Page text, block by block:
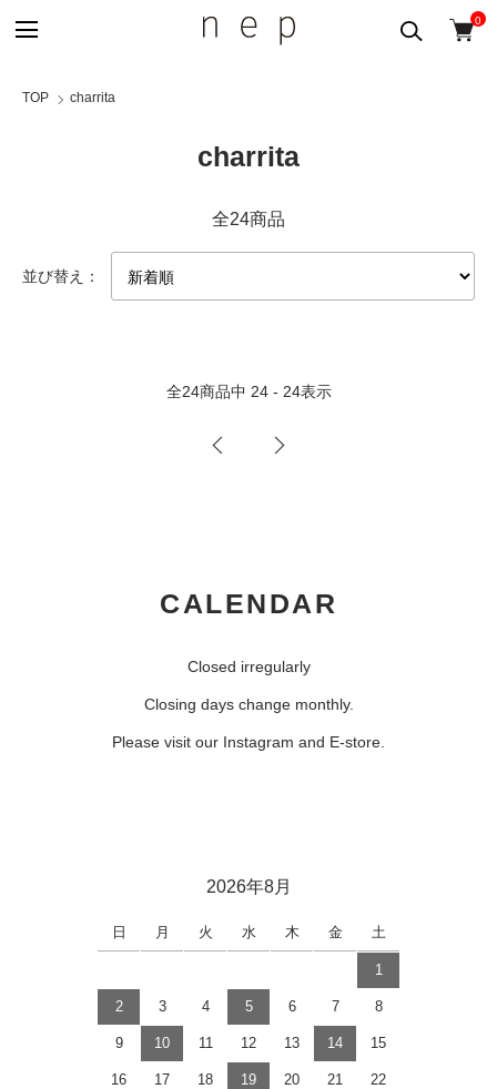
0
TOP charrita
charrita
全24商品
並び替え：
全24商品中 24 - 24表示
CALENDAR
Closed irregularly
Closing days change monthly.
Please visit our Instagram and E-store.
2026年8月
日 月 火 水 木 金 土
1
2 3 4 5 6 7 8
9 10 11 12 13 14 15
16 17 18 19 20 21 22